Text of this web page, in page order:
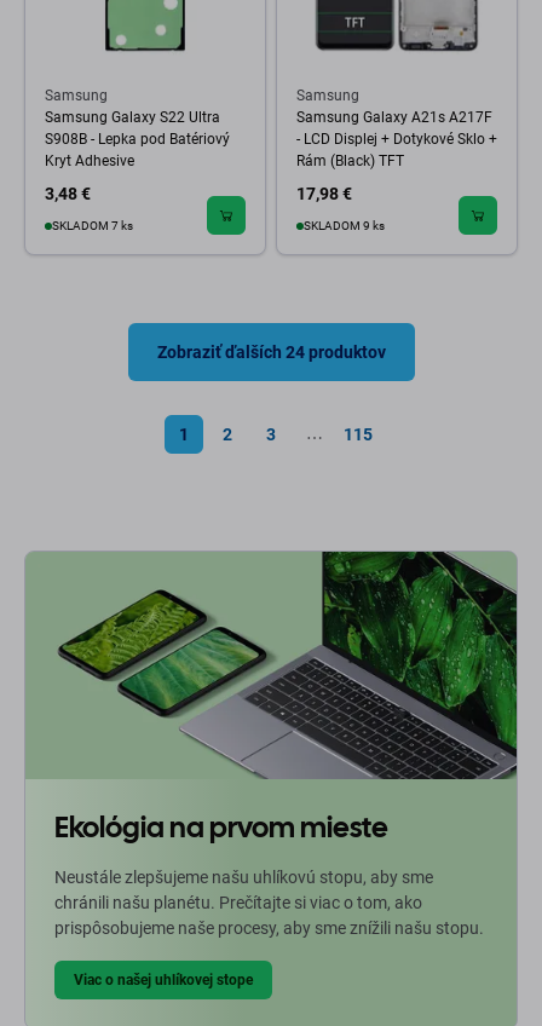
Samsung
Samsung Galaxy S22 Ultra
S908B - Lepka pod Batériový
Kryt Adhesive
3,48 €
SKLADOM 7 ks
Samsung
Samsung Galaxy A21s A217F
- LCD Displej + Dotykové Sklo +
Rám (Black) TFT
17,98 €
SKLADOM 9 ks
Zobraziť ďalších 24 produktov
1 2 3 ⋯ 115
Ekológia na prvom mieste
Neustále zlepšujeme našu uhlíkovú stopu, aby sme
chránili našu planétu. Prečítajte si viac o tom, ako
prispôsobujeme naše procesy, aby sme znížili našu stopu.
Viac o našej uhlíkovej stope